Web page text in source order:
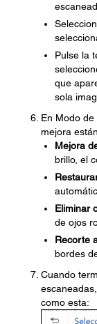
Pulse la
que
sola
En Modo
mejora
Mejora
brillo, el
Eliminar
de ojos
Recorte
bordes
Cuando
como esta: